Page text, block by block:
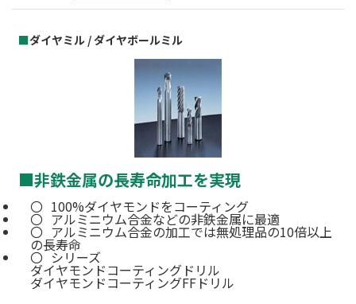
■ダイヤミル / ダイヤボールミル
■非鉄金属の長寿命加工を実現
100%ダイヤモンドをコーティング
アルミニウム合金などの非鉄金属に最適
アルミニウム合金の加工では無処理品の10倍以上
の長寿命
シリーズ
ダイヤモンドコーティングドリル
ダイヤモンドコーティングFFドリル